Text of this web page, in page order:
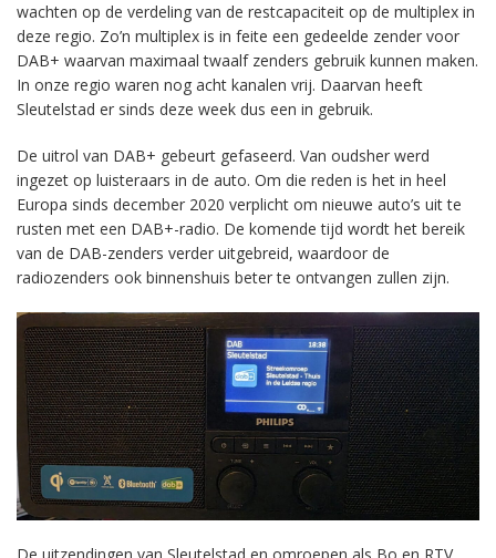
wachten op de verdeling van de restcapaciteit op de multiplex in
deze regio. Zo’n multiplex is in feite een gedeelde zender voor
DAB+ waarvan maximaal twaalf zenders gebruik kunnen maken.
In onze regio waren nog acht kanalen vrij. Daarvan heeft
Sleutelstad er sinds deze week dus een in gebruik.
De uitrol van DAB+ gebeurt gefaseerd. Van oudsher werd
ingezet op luisteraars in de auto. Om die reden is het in heel
Europa sinds december 2020 verplicht om nieuwe auto’s uit te
rusten met een DAB+-radio. De komende tijd wordt het bereik
van de DAB-zenders verder uitgebreid, waardoor de
radiozenders ook binnenshuis beter te ontvangen zullen zijn.